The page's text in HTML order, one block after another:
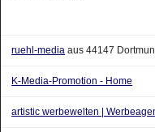
ruehl-media aus 44147
K-Media-Promotion - Home
artistic werbewelten |